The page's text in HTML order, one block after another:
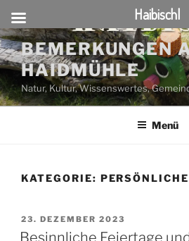
Zum
Inhalt
springen
BEMERKUNGEN
HAIDMÜHLE
Natur, Kultur, Wissenswertes,
Menü
KATEGORIE:
VERÖFFENTLICHT
AM
23. DEZEMBER 2023
Besinnliche Feiertage
Haibischl